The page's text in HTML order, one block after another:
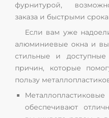
фурнитурой,
заказа и быстрыми
Если вам уже
алюминиевые окна и вы
стильные и
причин, которые
пользу
обеспечивают